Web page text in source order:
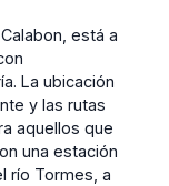
está a
La ubicación
y las rutas
aquellos que
una estación
río Tormes, a